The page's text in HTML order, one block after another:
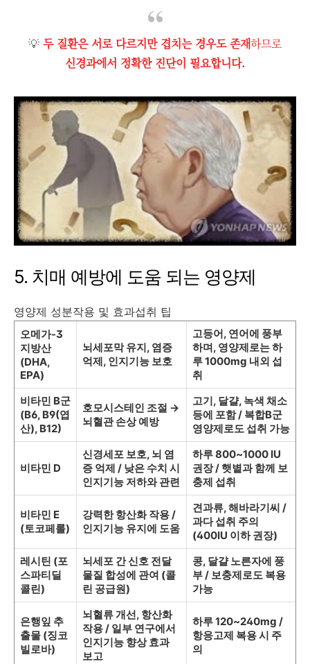
💡 두 질환은 서로 다르지만 겹치는 경우도 존재하므로
신경과에서 정확한 진단이 필요합니다.
5. 치매 예방에 도움 되는 영양제
영양제 성분작용 및 효과섭취 팁
오메가-3
지방산
(DHA,
EPA)
뇌세포막 유지, 염증
억제, 인지기능 보호
고등어, 연어에 풍부
하며, 영양제로는 하
루 1000mg 내외 섭
취
비타민 B군
(B6, B9(엽
산), B12)
호모시스테인 조절 →
뇌혈관 손상 예방
고기, 달걀, 녹색 채소
등에 포함 / 복합B군
영양제로도 섭취 가능
비타민 D
신경세포 보호, 뇌 염
증 억제 / 낮은 수치 시
인지기능 저하와 관련
하루 800~1000 IU
권장 / 햇볕과 함께 보
충제 섭취
비타민 E
(토코페롤)
강력한 항산화 작용 /
인지기능 유지에 도움
견과류, 해바라기씨 /
과다 섭취 주의
(400IU 이하 권장)
레시틴 (포
스파티딜
콜린)
뇌세포 간 신호 전달
물질 합성에 관여 (콜
린 공급원)
콩, 달걀 노른자에 풍
부 / 보충제로도 복용
가능
은행잎 추
출물 (징코
빌로바)
뇌혈류 개선, 항산화
작용 / 일부 연구에서
인지기능 향상 효과
보고
하루 120~240mg /
항응고제 복용 시 주
의